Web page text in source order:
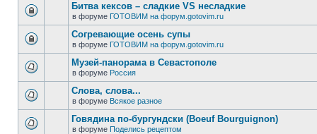
Битва кексов – сладкие VS несладкие
в форуме ГОТОВИМ на форум.gotovim.ru
Согревающие осень супы
в форуме ГОТОВИМ на форум.gotovim.ru
Музей-панорама в Севастополе
в форуме Россия
Слова, слова...
в форуме Всякое разное
Говядина по-бургундски (Boeuf Bourguignon)
в форуме Поделись рецептом